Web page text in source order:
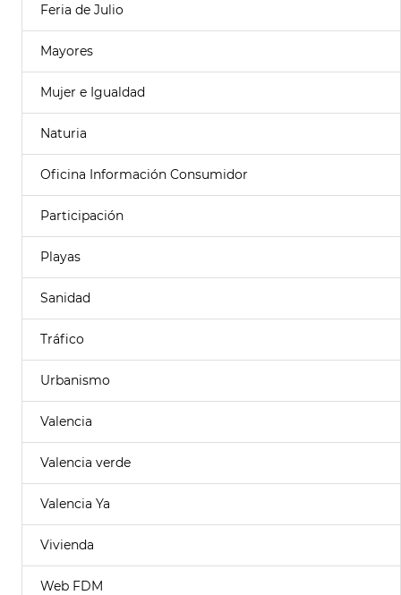
Feria de Julio
Mayores
Mujer e Igualdad
Naturia
Oficina Información Consumidor
Participación
Playas
Sanidad
Tráfico
Urbanismo
Valencia
Valencia verde
Valencia Ya
Vivienda
Web FDM